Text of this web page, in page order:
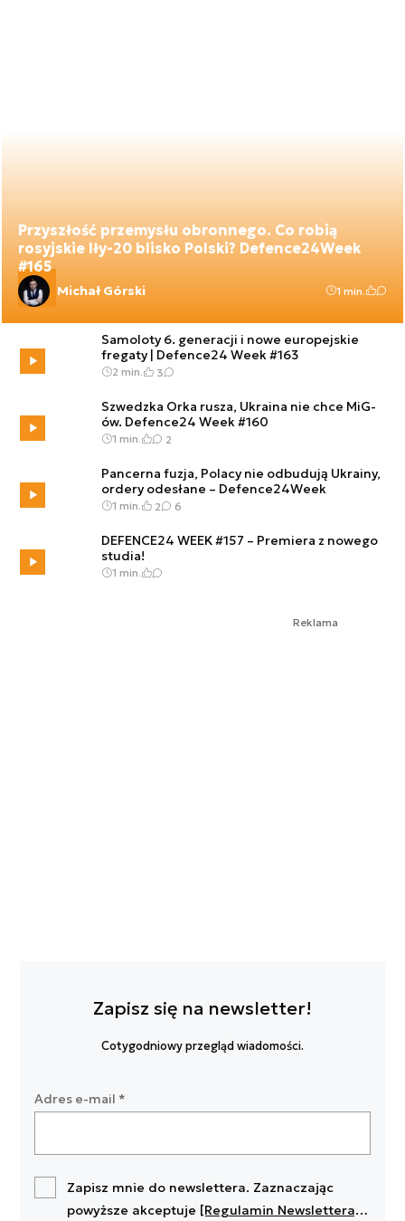
Przyszłość przemysłu obronnego. Co robią
rosyjskie Iły-20 blisko Polski? Defence24Week
#165
Michał Górski 1 min.
Samoloty 6. generacji i nowe europejskie
fregaty | Defence24 Week #163
2 min. 3
Szwedzka Orka rusza, Ukraina nie chce MiG-
ów. Defence24 Week #160
1 min. 2
Pancerna fuzja, Polacy nie odbudują Ukrainy,
ordery odesłane – Defence24Week
1 min. 2 6
DEFENCE24 WEEK #157 – Premiera z nowego
studia!
1 min.
Reklama
Zapisz się na newsletter!
Cotygodniowy przegląd wiadomości.
Adres e-mail *
Zapisz mnie do newslettera. Zaznaczając
powyższe akceptuje [Regulamin Newslettera]